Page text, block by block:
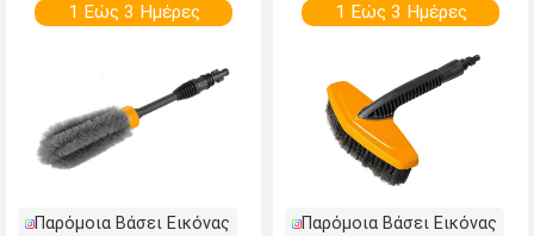
1 Εώς 3 Ημέρες
Παρόμοια Βάσει Εικόνας
1 Εώς 3 Ημέρες
Παρόμοια Βάσει Εικόνας